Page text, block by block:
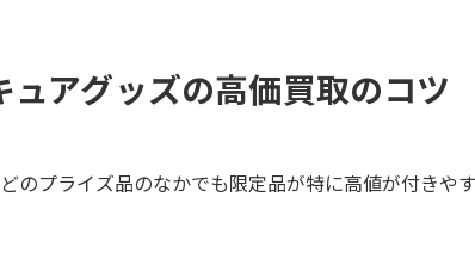
ュアグッズの高価買取のコツ
のプライズ品のなかでも限定品が特に高値が付きや